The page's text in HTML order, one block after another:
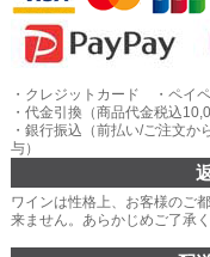
・クレジットカード ・ペイ
・代金引換（商品代金税込
・銀行振込（前払い/ご注文
与）
ワインは性格上、お客様のご
来ません。あらかじめご了承く